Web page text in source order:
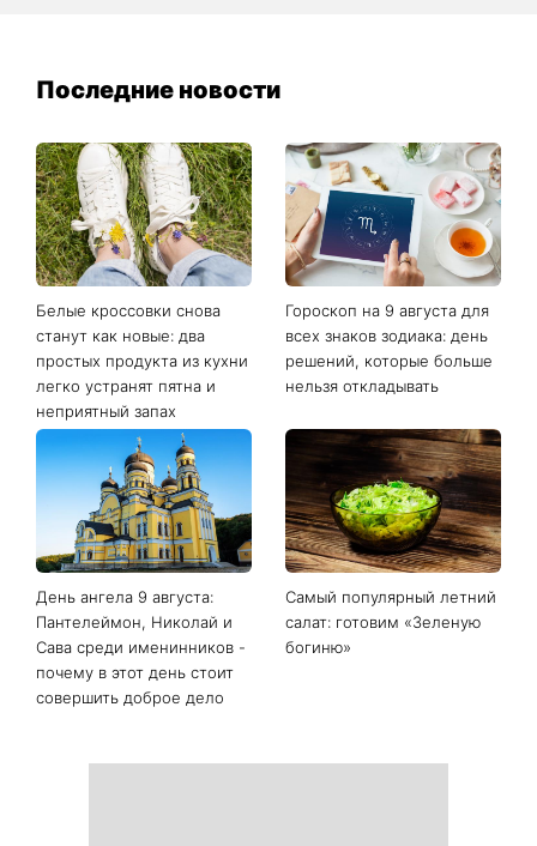
Последние новости
Белые кроссовки снова
станут как новые: два
простых продукта из кухни
легко устранят пятна и
неприятный запах
Гороскоп на 9 августа для
всех знаков зодиака: день
решений, которые больше
нельзя откладывать
День ангела 9 августа:
Пантелеймон, Николай и
Сава среди именинников -
почему в этот день стоит
совершить доброе дело
Самый популярный летний
салат: готовим «Зеленую
богиню»